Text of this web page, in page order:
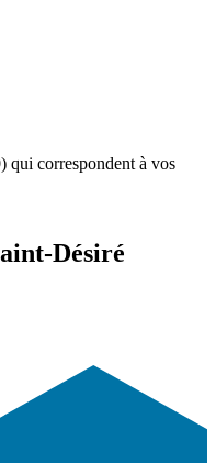
qui correspondent à vos
Désiré